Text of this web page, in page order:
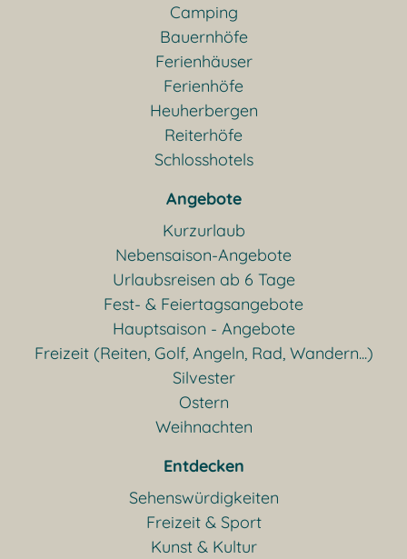
Camping
Bauernhöfe
Ferienhäuser
Ferienhöfe
Heuherbergen
Reiterhöfe
Schlosshotels
Angebote
Kurzurlaub
Nebensaison-Angebote
Urlaubsreisen ab 6 Tage
Fest- & Feiertagsangebote
Hauptsaison - Angebote
Freizeit (Reiten, Golf, Angeln, Rad, Wandern...)
Silvester
Ostern
Weihnachten
Entdecken
Sehenswürdigkeiten
Freizeit & Sport
Kunst & Kultur